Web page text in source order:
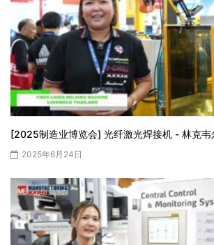
[2025制造业博览会] 光纤激光焊接机 - 林克韦
2025年6月24日